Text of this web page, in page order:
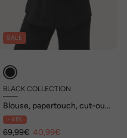
SALE
BLACK COLLECTION
Blouse, papertouch, cut-out
op de rug, opstaande kraag,
lange mouwen
- 41%
69,99€ 40,99€